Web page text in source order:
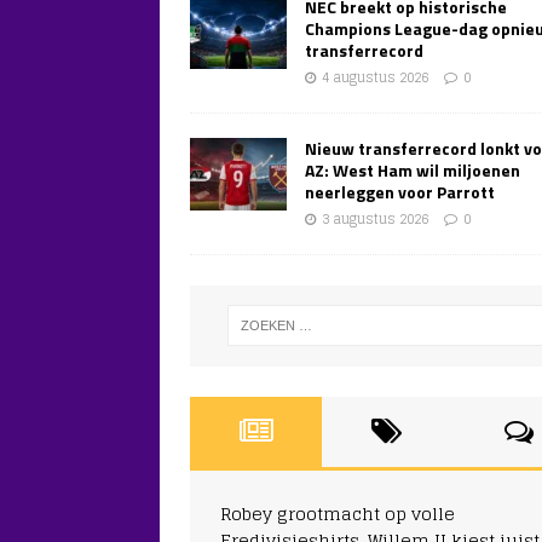
NEC breekt op historische
Champions League-dag
transferrecord
4 augustus 2026 0
Nieuw transferrecord lonkt
AZ: West Ham wil miljoenen
neerleggen voor Parrott
3 augustus 2026 0
Robey grootmacht op volle